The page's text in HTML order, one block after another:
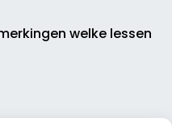
welke lessen